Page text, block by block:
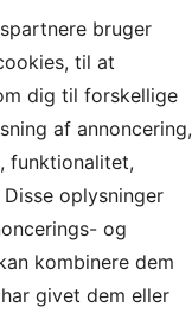
bruger
til at
dig til forskellige
af annoncering,
funktionalitet,
oplysninger
og
kombinere dem
givet dem eller